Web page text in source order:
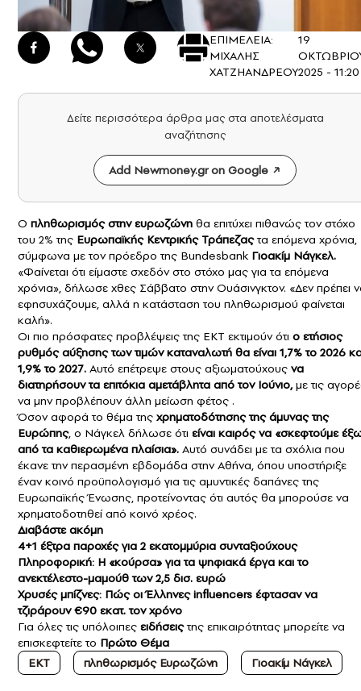
ΕΠΙΜΕΛΕΙΑ:
ΜΙΧΑΛΗΣ
ΧΑΤΖΗΑΝΔΡΕΟΥ
19
2025 - 11:20
Δείτε περισσότερα άρθρα μας στα αποτελέσματα
αναζήτησης
Add Newmoney.gr on Google
Ο πληθωρισμός στην ευρωζώνη θα επιτύχει πιθανώς τον στόχο
του 2% της Ευρωπαϊκής Κεντρικής Τράπεζας τα επόμενα χρόνια,
σύμφωνα με τον πρόεδρο της Bundesbank Γιοακίμ Νάγκελ.
«Φαίνεται ότι είμαστε σχεδόν στο στόχο μας για τα επόμενα
χρόνια», δήλωσε χθες Σάββατο στην Ουάσινγκτον. «Δεν πρέπει
εφησυχάζουμε, αλλά η κατάσταση του πληθωρισμού φαίνεται
καλή».
Οι πιο πρόσφατες προβλέψεις της ΕΚΤ εκτιμούν ότι ο ετήσιος
ρυθμός αύξησης των τιμών καταναλωτή θα είναι 1,7% το 2026
1,9% το 2027. Αυτό επέτρεψε στους αξιωματούχους να
διατηρήσουν τα επιτόκια αμετάβλητα από τον Ιούνιο,με τις
να μην προβλέπουν άλλη μείωση φέτος .
Όσον αφορά το θέμα της χρηματοδότησης της άμυνας της
Ευρώπης, ο Νάγκελ δήλωσε ότι είναι καιρός να «σκεφτούμε
από τα καθιερωμένα πλαίσια». Αυτό συνάδει με τα σχόλια που
έκανε την περασμένη εβδομάδα στην Αθήνα, όπου υποστήριξε
έναν κοινό προϋπολογισμό για τις αμυντικές δαπάνες της
Ευρωπαϊκής Ένωσης, προτείνοντας ότι αυτός θα μπορούσε να
χρηματοδοτηθεί από κοινό χρέος.
Διαβάστε ακόμη
4+1 έξτρα παροχές για 2 εκατομμύρια συνταξιούχους
Πληροφορική: Η «κούρσα» για τα ψηφιακά έργα και το
ανεκτέλεστο-μαμούθ των 2,5 δισ. ευρώ
Χρυσές μπίζνες: Πώς οι Έλληνες influencers έφτασαν να
τζιράρουν €90 εκατ. τον χρόνο
Για όλες τις υπόλοιπες ειδήσειςτης επικαιρότητας μπορείτε να
επισκεφτείτε το Πρώτο Θέμα
ΕΚΤ
πληθωρισμός Ευρωζώνη Γιοακίμ Νάγκελ